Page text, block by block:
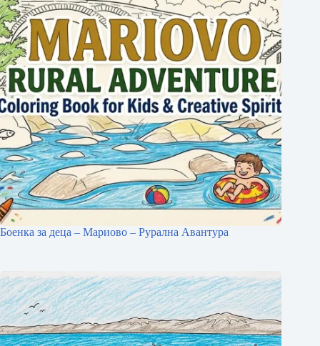
Боенка за деца – Мариово – Рурална Авантура